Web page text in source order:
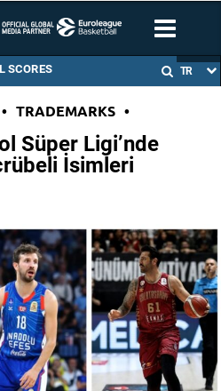
SCORES TR
• TRADEMARKS •
Süper Ligi’nde
İsimleri